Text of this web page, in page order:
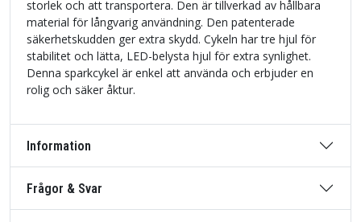
storlek och att transportera. Den är tillverkad av hållbara
material för långvarig användning. Den patenterade
säkerhetskudden ger extra skydd. Cykeln har tre hjul för
stabilitet och lätta, LED-belysta hjul för extra synlighet.
Denna sparkcykel är enkel att använda och erbjuder en
rolig och säker åktur.
Information
Frågor & Svar